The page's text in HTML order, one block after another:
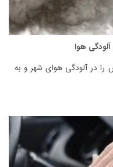
آلودگی هوا
در آلودگی هوای شهر و به